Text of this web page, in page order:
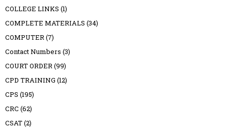
COLLEGE LINKS (1)
COMPLETE MATERIALS (34)
COMPUTER(7)
Contact Numbers (3)
COURT ORDER(99)
CPD TRAINING (12)
CPS (195)
CRC (62)
CSAT(2)